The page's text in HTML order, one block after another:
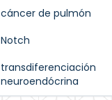
cáncer de pulmón
Notch
transdiferenciación
neuroendócrina